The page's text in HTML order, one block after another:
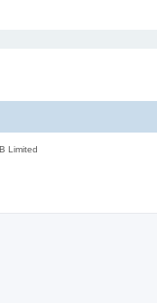
Limited